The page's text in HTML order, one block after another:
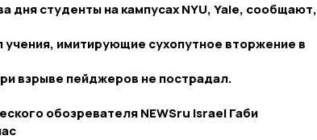
дня студенты на кампусах NYU, Yale, сообщают,
имитирующие сухопутное вторжение в
взрыве пейджеров не пострадал.
обозревателя NEWSru Israel Габи